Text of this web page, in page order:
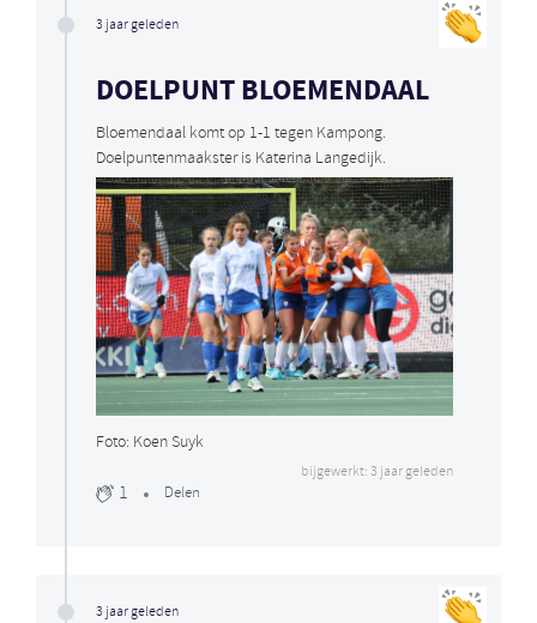
3 jaar geleden
DOELPUNT BLOEMENDAAL
Bloemendaal komt op 1-1 tegen Kampong.
Doelpuntenmaakster is Katerina Langedijk.
Foto: Koen Suyk
bijgewerkt: 3 jaar geleden
1 Delen
3 jaar geleden